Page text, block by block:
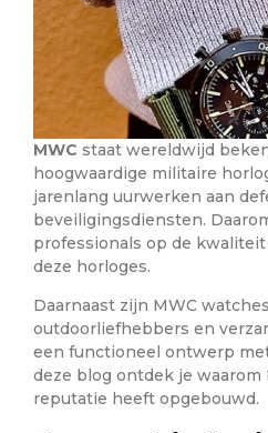
MWC staat wereldwijd
hoogwaardige militaire
jarenlang uurwerken aan
beveiligingsdiensten.
professionals op de
deze horloges.
Daarnaast zijn MWC
outdoorliefhebbers en
een functioneel ontwerp
deze blog ontdek je waarom
reputatie heeft opgebouwd.